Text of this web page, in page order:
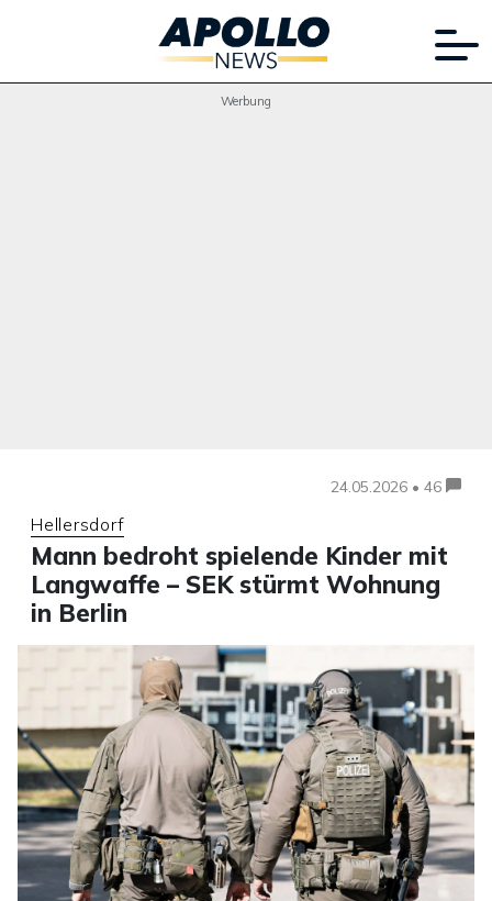
Werbung
24.05.2026 • 46
Hellersdorf
Mann bedroht spielende Kinder mit
Langwaffe – SEK stürmt Wohnung
in Berlin